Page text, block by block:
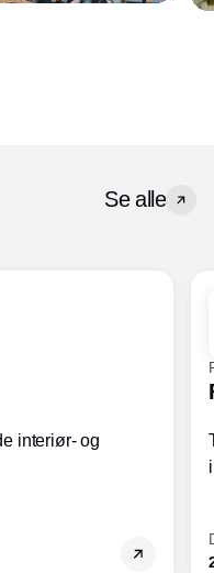
Se alle
interiør- og